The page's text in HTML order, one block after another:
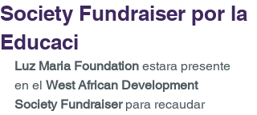
Society Fundraiser por la
Educaci
Luz Maria Foundation estara presente
en el West African Development
Society Fundraiser para recaudar